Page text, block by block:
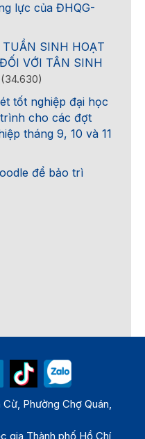
lực của ĐHQG-
TUẦN SINH HOẠT
VỚI TÂN SINH
(34.630)
tốt nghiệp đại học
cho các đợt
tháng 9, 10 và 11
để bảo trì
Phường Chợ Quán,
gia Thành phố Hồ Chí